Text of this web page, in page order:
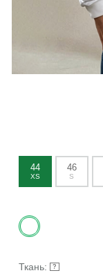
44
XS
46
S
Ткань: ?